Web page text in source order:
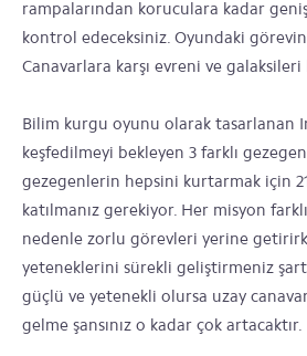
rampalarından koruculara kadar
kontrol edeceksiniz. Oyundaki
Canavarlara karşı evreni ve
Bilim kurgu oyunu olarak tasarlanan
keşfedilmeyi bekleyen 3 farklı
gezegenlerin hepsini kurtarmak için
katılmanız gerekiyor. Her misyon
nedenle zorlu görevleri yerine
yeteneklerini sürekli geliştirmeniz
güçlü ve yetenekli olursa uzay
gelme şansınız o kadar çok artacaktır.